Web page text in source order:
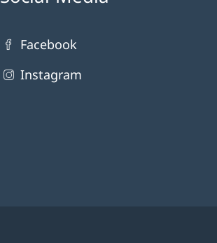
Facebook
Instagram